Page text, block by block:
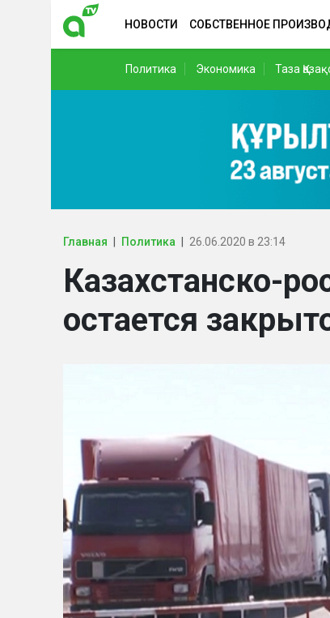
НОВОСТИ СОБСТВЕННОЕ
Политика Экономика Таза
Главная Политика 26.06.2020 в 23:14
Казахстанско-
остается